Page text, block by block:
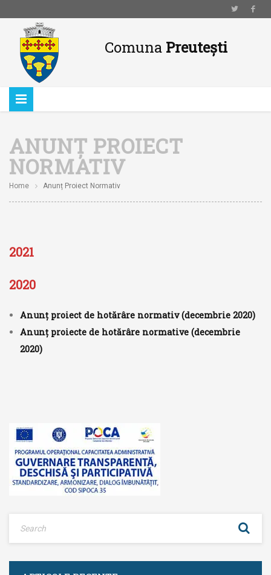
ComunaPreutești
ANUNȚ PROIECT
NORMATIV
Home Anunț Proiect Normativ
2021
2020
Anunț proiect de hotărâre normativ (decembrie 2020)
Anunț proiecte de hotărâre normative (decembrie
2020)